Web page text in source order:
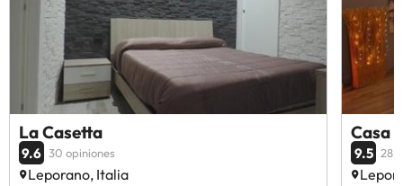
La Casetta
9.6 30 opiniones
Leporano, Italia
Casa
9.5 28